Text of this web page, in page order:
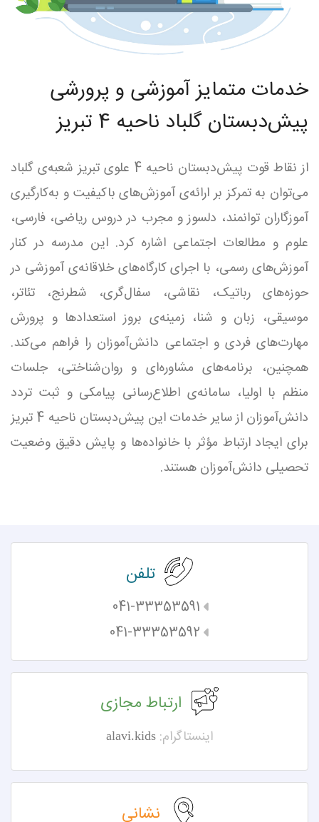
خدمات متمایز آموزشی و پرورشی
پیش‌دبستان گلباد ناحیه 4 تبریز
از نقاط قوت پیش‌دبستان ناحیه 4 علوی تبریز شعبه‌ی گلباد
می‌توان به تمرکز بر ارائه‌ی آموزش‌های باکیفیت و به‌کارگیری
آموزگاران توانمند، دلسوز و مجرب در دروس ریاضی، فارسی،
علوم و مطالعات اجتماعی اشاره کرد. این مدرسه در کنار
آموزش‌های رسمی، با اجرای کارگاه‌های خلاقانه‌ی آموزشی در
حوزه‌های رباتیک، نقاشی، سفال‌گری، شطرنج، تئاتر،
موسیقی، زبان و شنا، زمینه‌ی بروز استعدادها و پرورش
مهارت‌های فردی و اجتماعی دانش‌آموزان را فراهم می‌کند.
همچنین، برنامه‌های مشاوره‌ای و روان‌شناختی، جلسات
منظم با اولیا، سامانه‌ی اطلاع‌رسانی پیامکی و ثبت تردد
دانش‌آموزان از سایر خدمات این پیش‌دبستان ناحیه 4 تبریز
برای ایجاد ارتباط مؤثر با خانواده‌ها و پایش دقیق وضعیت
تحصیلی دانش‌آموزان هستند.
تلفن
041-33353591
041-33353592
ارتباط مجازی
اینستاگرام: alavi.kids
نشانی